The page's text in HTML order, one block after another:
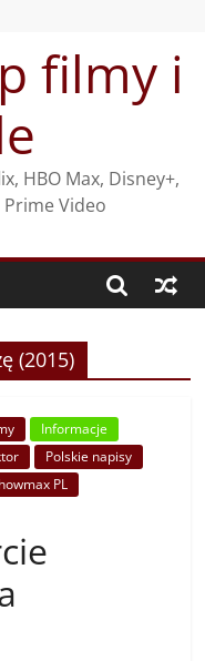
filmy i
HBO Max, Disney+,
Video
(2015)
Informacje
Polskie napisy
PL